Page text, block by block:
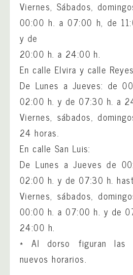
Viernes, Sábados,
00:00 h. a 07:00 h, de
y de
20:00 h. a 24:00 h.
En calle Elvira y calle
De Lunes a Jueves: de
02:00 h. y de 07:30 h. a
Viernes, sábados,
24 horas.
En calle San Luis:
De Lunes a Jueves de
02:00 h. y de 07:30 h.
Viernes, sábados,
00:00 h. a 07:00 h. y de
24:00 h.
* Al dorso figuran las
nuevos horarios.